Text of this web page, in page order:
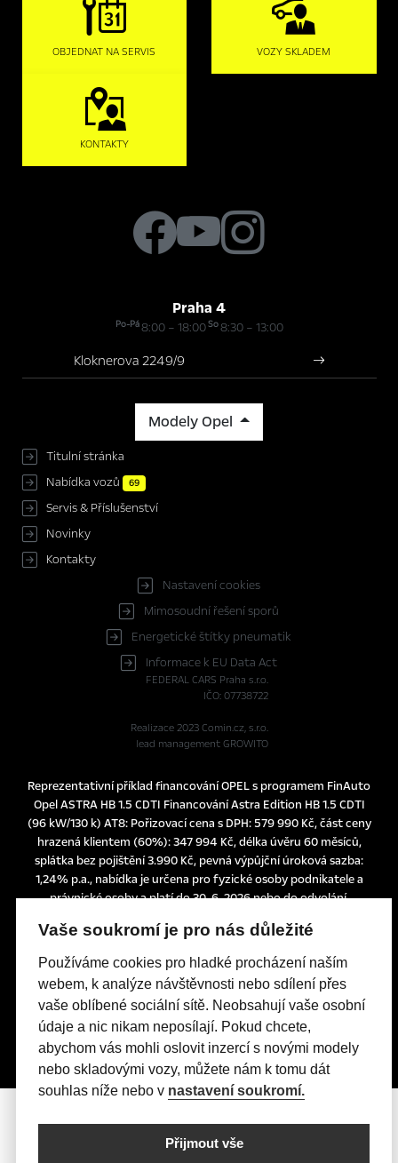
OBJEDNAT NA SERVIS VOZY SKLADEM
KONTAKTY
Praha 4
Po-Pá8:00 – 18:00So8:30 – 13:00
Kloknerova 2249/9
Modely Opel
Titulní stránka
Nabídka vozů
69
Servis & Příslušenství
Novinky
Kontakty
Nastavení cookies
Mimosoudní řešení sporů
Energetické štítky pneumatik
Informace k EU Data Act
FEDERAL CARS Praha s.r.o.
IČO: 07738722
Realizace 2023 Comin.cz, s.r.o.
lead management GROWITO
Reprezentativní příklad financování OPEL s programem FinAuto
Opel ASTRA HB 1.5 CDTI Financování Astra Edition HB 1.5 CDTI
(96 kW/130 k) AT8: Pořizovací cena s DPH: 579 990 Kč, část ceny
hrazená klientem (60%): 347 994 Kč, délka úvěru 60 měsíců,
splátka bez pojištění 3.990 Kč, pevná výpůjční úroková sazba:
1,24% p.a., nabídka je určena pro fyzické osoby podnikatele a
právnické osoby a platí do 30. 6. 2026 nebo do odvolání.
smlouvy a nelze z ní proto dovozovat povinnost společnosti
uskutečnit jakékoliv transakce.
Poskytovatelem financování je UniCredit Leasing CZ, a.s.,
Želetavská 1525/1, 140 10 Praha 4, IČO: 15886492
Vaše soukromí je pro nás důležité
Používáme cookies pro hladké procházení naším
webem, k analýze návštěvnosti nebo sdílení přes
vaše oblíbené sociální sítě. Neobsahují vaše osobní
údaje a nic nikam neposílají. Pokud chcete,
abychom vás mohli oslovit inzercí s novými modely
nebo skladovými vozy, můžete nám k tomu dát
souhlas níže nebo v nastavení soukromí.
Přijmout vše